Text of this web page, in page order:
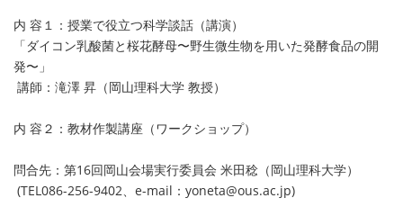
内 容１：授業で役立つ科学談話（講演）
「ダイコン乳酸菌と桜花酵母〜野生微生物を用いた発酵食品の開
発〜」
講師：滝澤 昇（岡山理科大学 教授）
内 容２：教材作製講座（ワークショップ）
問合先：第16回岡山会場実行委員会 米田稔（岡山理科大学）
(TEL086-256-9402、e-mail：yoneta@ous.ac.jp)